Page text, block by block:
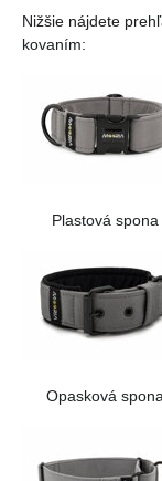
Nižšie nájdete
kovaním:
Plastová spona
Opasková spona